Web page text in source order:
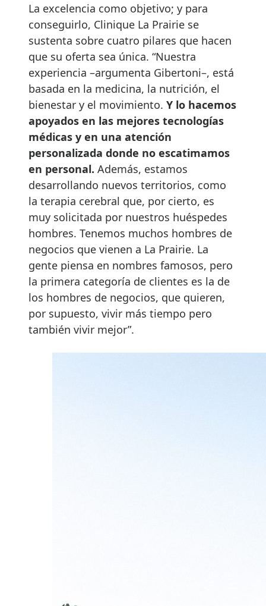
La excelencia como objetivo; y para
conseguirlo, Clinique La Prairie se
sustenta sobre cuatro pilares que hacen
que su oferta sea única. “Nuestra
experiencia –argumenta Gibertoni–, está
basada en la medicina, la nutrición, el
bienestar y el movimiento. Y lo hacemos
apoyados en las mejores tecnologías
médicas y en una atención
personalizada donde no escatimamos
en personal. Además, estamos
desarrollando nuevos territorios, como
la terapia cerebral que, por cierto, es
muy solicitada por nuestros huéspedes
hombres. Tenemos muchos hombres de
negocios que vienen a La Prairie. La
gente piensa en nombres famosos, pero
la primera categoría de clientes es la de
los hombres de negocios, que quieren,
por supuesto, vivir más tiempo pero
también vivir mejor”.